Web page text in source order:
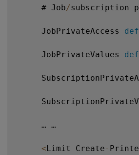
     # Job
/subscription
     JobPrivateAccess
     JobPrivateValues
     … …
<Limit Create -